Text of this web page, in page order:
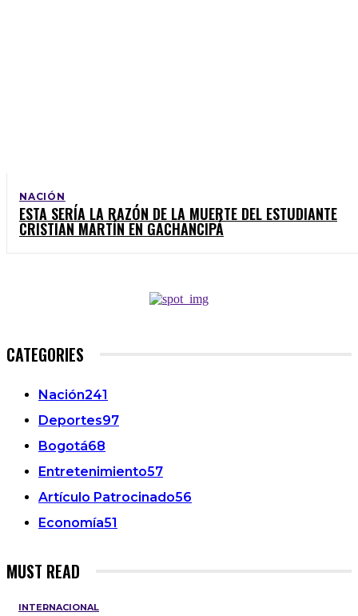
NACIÓN
ESTA SERÍA LA RAZÓN DE LA MUERTE DEL ESTUDIANTE
CRISTIAN MARTÍN EN GACHANCIPÁ
CATEGORIES
Nación241
Deportes97
Bogotá68
Entretenimiento57
Artículo Patrocinado56
Economía51
MUST READ
INTERNACIONAL